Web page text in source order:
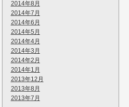
2014年8月
2014年7月
2014年6月
2014年5月
2014年4月
2014年3月
2014年2月
2014年1月
2013年12月
2013年8月
2013年7月